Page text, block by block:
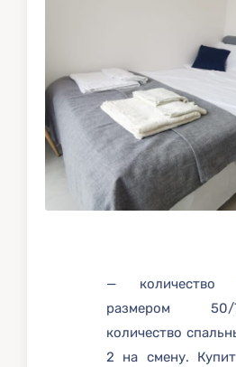
— количество
размером
количество
2 на смену.